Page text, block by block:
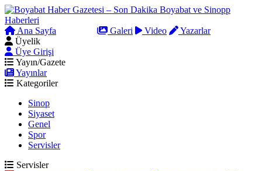
Ana Sayfa Galeri Video
Yazarlar
Üyelik
Üye Girişi
Yayın/Gazete
Yayınlar
Kategoriler
Sinop
Siyaset
Genel
Spor
Servisler
Servisler